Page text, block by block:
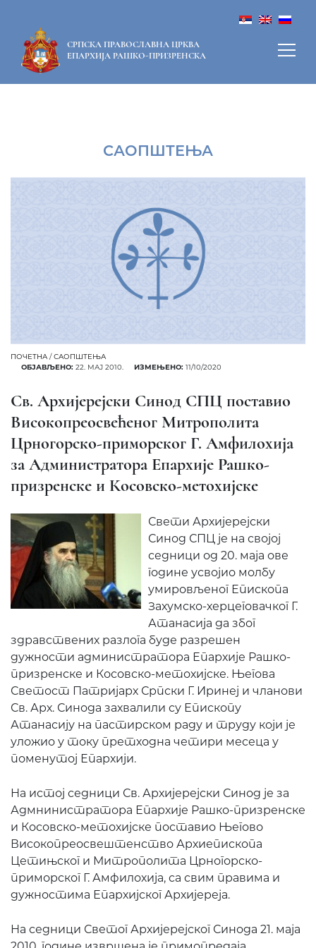
СРПСКА ПРАВОСЛАВНА ЦРКВА
ЕПАРХИЈА РАШКО-ПРИЗРЕНСКА
САОПШТЕЊА
ПОЧЕТНА /САОПШТЕЊА
ОБЈАВЉЕНО: 22. МАЈ 2010. ИЗМЕЊЕНО: 11/10/2020
Св. Архијерејски Синод СПЦ поставио
Високопреосвећеног Митрополита
Црногорско-приморског Г. Амфилохија
за Администратора Епархије Рашко-
призренске и Косовско-метохијске
Свети Архијерејски
Синод СПЦ је на својој
седници од 20. маја ове
године усвојио молбу
умировљеног Епископа
Захумско-херцеговачког Г.
Атанасија да због
здравствених разлога буде разрешен
дужности администратора Епархије Рашко-
призренске и Косовско-метохијске. Његова
Светост Патријарх Српски Г. Иринеј и чланови
Св. Арх. Синода захвалили су Епископу
Атанасију на пастирском раду и труду који је
уложио у току претходна четири месеца у
поменутој Епархији.
На истој седници Св. Архијерејски Синод је за
Адмнинистратора Епархије Рашко-призренске
и Косовско-метохијске поставио Његово
Високопреосвештенство Архиепископа
Цетињског и Митрополита Црногорско-
приморског Г. Амфилохија, са свим правима и
дужностима Епархијског Архијереја.
На седници Светог Архијерејског Синода 21. маја